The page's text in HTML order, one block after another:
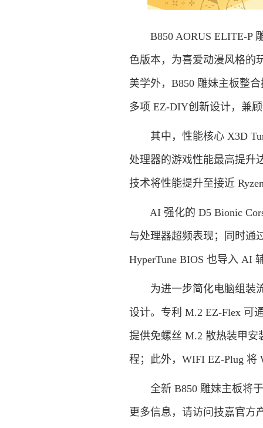
B850 AORUS ELITE-P
色版本，为喜爱动漫风格的
美学外，B850 雕妹主板整
多项 EZ-DIY创新设计，兼
其中，性能核心 X3D
处理器的游戏性能最高提升
技术将性能提升至接近
AI 强化的 D5 Bionic
与处理器超频表现；同时通
HyperTune BIOS 也导入 AI
为进一步简化电脑组装流
设计。专利 M.2 EZ-Flex 可
提供免螺丝 M.2 散热装甲安
程；此外，WIFI EZ-Plug
全新 B850 雕妹主板将于
更多信息，请访问技嘉官方